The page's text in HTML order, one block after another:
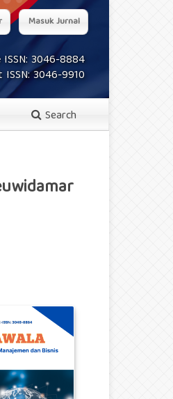
ISSN: 3046-8884
ISSN: 3046-9910
Search
Masuk Jurnal